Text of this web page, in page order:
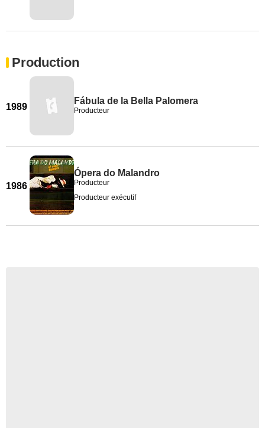
Production
1989
Fábula de la Bella Palomera
Producteur
1986
Ópera do Malandro
Producteur
Producteur exécutif